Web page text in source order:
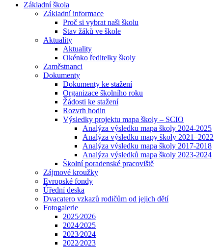
Základní škola
Základní informace
Proč si vybrat naši školu
Stav žáků ve škole
Aktuality
Aktuality
Okénko ředitelky školy
Zaměstnanci
Dokumenty
Dokumenty ke stažení
Organizace školního roku
Žádosti ke stažení
Rozvrh hodin
Výsledky projektu mapa školy – SCIO
Analýza výsledku mapa školy 2024-2025
Analýza výsledku mapy školy 2021–2022
Analýza výsledku mapa školy 2017-2018
Analýza výsledků mapa školy 2023-2024
Školní poradenské pracoviště
Zájmové kroužky
Evropské fondy
Úřední deska
Dvacatero vzkazů rodičům od jejich dětí
Fotogalerie
2025⁄2026
2024⁄2025
2023⁄2024
2022⁄2023